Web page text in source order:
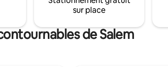
de nourriture dehors.
l'accès aux
sur place
de Salem